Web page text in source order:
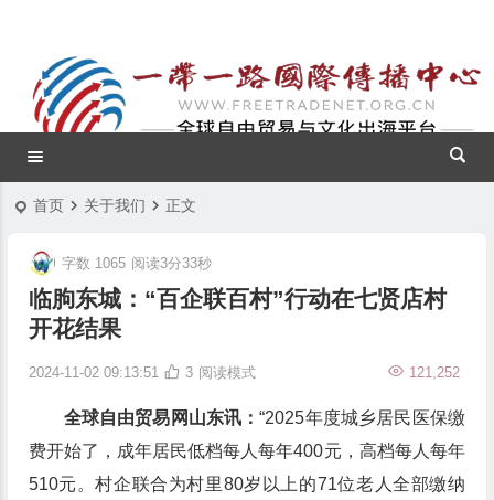
首页 关于我们 正文
临朐东城：“百企联百村”行动在七贤店村
开花结果
2024-11-02 09:13:51 121,252
3
字数 1065 阅读3分33秒
阅读模式
全球自由贸易网山东讯：“2025年度城乡居民医保缴
费开始了，成年居民低档每人每年400元，高档每人每年
510元。村企联合为村里80岁以上的71位老人全部缴纳